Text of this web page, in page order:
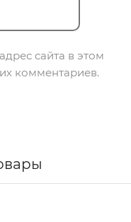
сайта в этом
комментариев.